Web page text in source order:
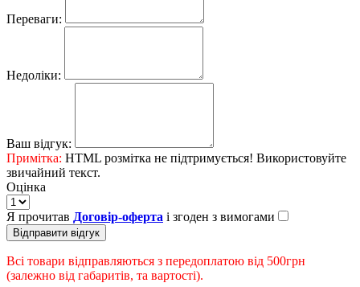
Переваги:
Недоліки:
Ваш відгук:
Примітка: HTML розмітка не підтримується! Використовуйте
звичайний текст.
Оцінка
Я прочитав Договір-оферта і згоден з вимогами
Відправити відгук
Всі товари відправляються з передоплатою від 500грн
(залежно від габаритів, та вартості).